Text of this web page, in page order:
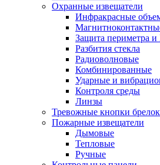
Охранные извещатели
Инфракрасные
Защита периметра
Разбития стекла
Радиоволновые
Комбинированные
Ударные и
Контроля среды
Линзы
Тревожные кнопки
Пожарные извещатели
Дымовые
Тепловые
Ручные